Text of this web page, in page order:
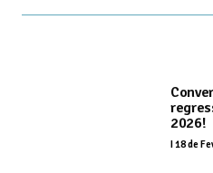
2026!
I18 de